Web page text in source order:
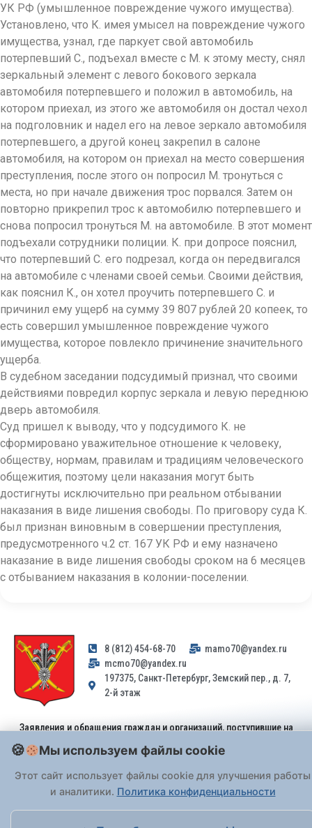
УК РФ (умышленное повреждение чужого имущества).
Установлено, что К. имея умысел на повреждение чужого
имущества, узнал, где паркует свой автомобиль
потерпевший С., подъехал вместе с М. к этому месту, снял
зеркальный элемент с левого бокового зеркала
автомобиля потерпевшего и положил в автомобиль, на
котором приехал, из этого же автомобиля он достал чехол
на подголовник и надел его на левое зеркало автомобиля
потерпевшего, а другой конец закрепил в салоне
автомобиля, на котором он приехал на место совершения
преступления, после этого он попросил М. тронуться с
места, но при начале движения трос порвался. Затем он
повторно прикрепил трос к автомобилю потерпевшего и
снова попросил тронуться М. на автомобиле. В этот момент
подъехали сотрудники полиции. К. при допросе пояснил,
что потерпевший С. его подрезал, когда он передвигался
на автомобиле с членами своей семьи. Своими действия,
как пояснил К., он хотел проучить потерпевшего С. и
причинил ему ущерб на сумму 39 807 рублей 20 копеек, то
есть совершил умышленное повреждение чужого
имущества, которое повлекло причинение значительного
ущерба.
В судебном заседании подсудимый признал, что своими
действиями повредил корпус зеркала и левую переднюю
дверь автомобиля.
Суд пришел к выводу, что у подсудимого К. не
сформировано уважительное отношение к человеку,
обществу, нормам, правилам и традициям человеческого
общежития, поэтому цели наказания могут быть
достигнуты исключительно при реальном отбывании
наказания в виде лишения свободы. По приговору суда К.
был признан виновным в совершении преступления,
предусмотренного ч.2 ст. 167 УК РФ и ему назначено
наказание в виде лишения свободы сроком на 6 месяцев
с отбыванием наказания в колонии-поселении.
8 (812) 454-68-70
mamo70@yandex.ru
mcmo70@yandex.ru
197375, Санкт-Петербург, Земский пер., д. 7,
2-й этаж
Заявления и обращения граждан и организаций, поступившие на
Федерального закона от 02.05.2006 № 59-ФЗ. Обращения
принимаются только: по почте, черезпортал «Госуслуги» (ЕПГУ)
или лично при предъявлении паспорта.
Мы используем файлы cookie
Этот сайт использует файлы cookie для улучшения работы
и аналитики. Политика конфиденциальности